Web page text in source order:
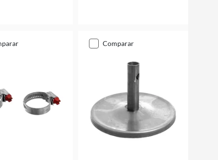
comparar